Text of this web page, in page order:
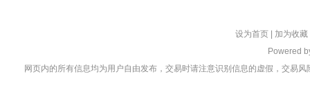
设为首页 加为收藏
Powered
网页内的所有信息均为用户自由发布，交易时请注意识别信息的虚假，交易